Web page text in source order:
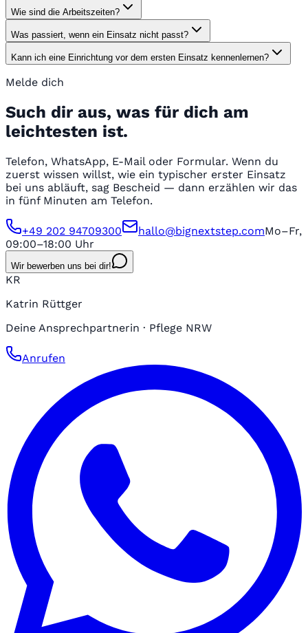
Wie sind die Arbeitszeiten?
Was passiert, wenn ein Einsatz nicht passt?
Kann ich eine Einrichtung vor dem ersten Einsatz kennenlernen?
Melde dich
Such dir aus, was für dich am
leichtesten ist.
Telefon, WhatsApp, E-Mail oder Formular. Wenn du
zuerst wissen willst, wie ein typischer erster Einsatz
bei uns abläuft, sag Bescheid — dann erzählen wir das
in fünf Minuten am Telefon.
+49 202 94709300 hallo@bignextstep.comMo–Fr,
09:00–18:00 Uhr
Wir bewerben uns bei dir!
KR
Katrin Rüttger
Deine Ansprechpartnerin · Pflege NRW
Anrufen